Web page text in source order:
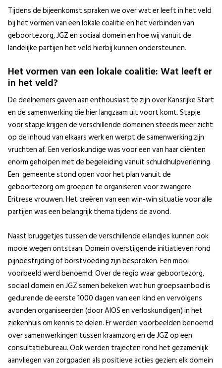
Tijdens de bijeenkomst spraken we over wat er leeft in het veld
bij het vormen van een lokale coalitie en het verbinden van
geboortezorg, JGZ en sociaal domein en hoe wij vanuit de
landelijke partijen het veld hierbij kunnen ondersteunen.
Het vormen van een lokale coalitie: Wat leeft er
in het veld?
De deelnemers gaven aan enthousiast te zijn over Kansrijke Start
en de samenwerking die hier langzaam uit voort komt. Stapje
voor stapje krijgen de verschillende domeinen steeds meer zicht
op de inhoud van elkaars werk en werpt de samenwerking zijn
vruchten af. Een verloskundige was voor een van haar cliënten
enorm geholpen met de begeleiding vanuit schuldhulpverlening.
Een gemeente stond open voor het plan vanuit de
geboortezorg om groepen te organiseren voor zwangere
Eritrese vrouwen. Het creëren van een win-win situatie voor alle
partijen was een belangrijk thema tijdens de avond.
Naast bruggetjes tussen de verschillende eilandjes kunnen ook
mooie wegen ontstaan. Domein overstijgende initiatieven rond
pijnbestrijding of borstvoeding zijn besproken. Een mooi
voorbeeld werd benoemd: Over de regio waar geboortezorg,
sociaal domein en JGZ samen bekeken wat hun groepsaanbod is
gedurende de eerste 1000 dagen van een kind en vervolgens
avonden organiseerden (door AIOS en verloskundigen) in het
ziekenhuis om kennis te delen. Er werden voorbeelden benoemd
over samenwerkingen tussen kraamzorg en de JGZ op een
consultatiebureau. Ook werden trajecten rond het gezamenlijk
aanvliegen van zorgpaden als positieve acties gezien: elk domein